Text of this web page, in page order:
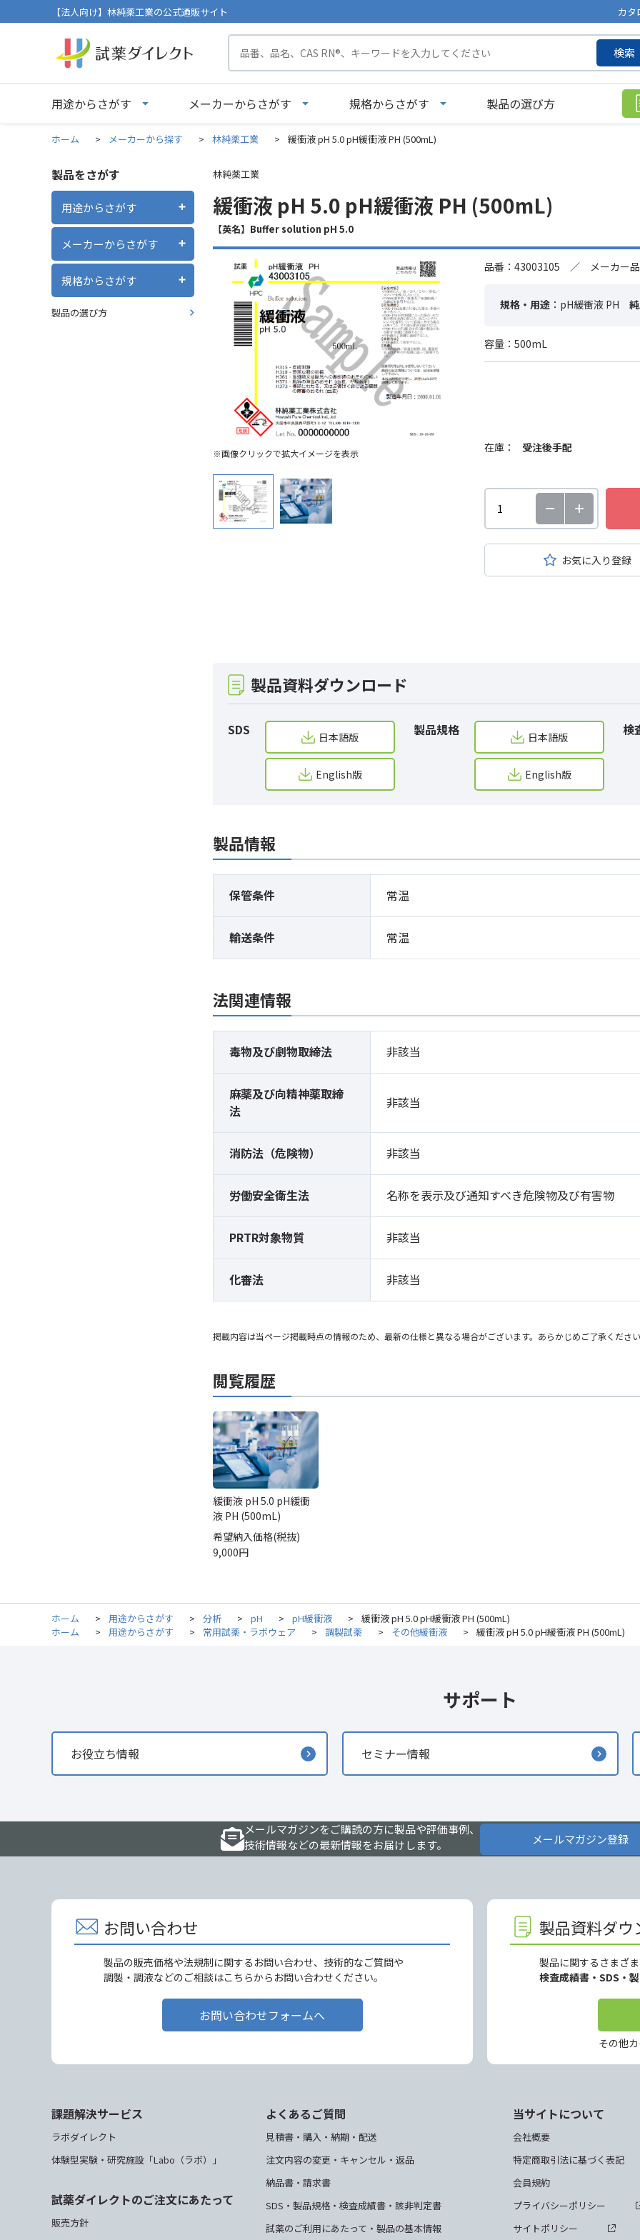
【法人向け】林純薬工業の公式通販サイト カタ
検索
用途からさがす メーカーからさがす 規格からさがす 製品の選び方
ホーム > メーカーから探す > 林純薬工業 > 緩衝液 pH 5.0 pH緩衝液 PH (500mL)
製品をさがす
用途からさがす
メーカーからさがす
規格からさがす
製品の選び方
林純薬工業
緩衝液 pH 5.0 pH緩衝液 PH (500mL)
【英名】Buffer solution pH 5.0
※画像クリックで拡大イメージを表示
品番：43003105 ／ メーカー
規格・用途 ：pH緩衝液 PH
容量：500mL
在庫： 受注後手配
お気に入り登録
製品資料ダウンロード
SDS 日本語版
English版
製品規格 日本語版
English版
検
製品情報
保管条件 常温
輸送条件 常温
法関連情報
毒物及び劇物取締法 非該当
麻薬及び向精神薬取締
法
非該当
消防法（危険物） 非該当
労働安全衛生法 名称を表示及び通知すべき危険物及び有害物
PRTR対象物質 非該当
化審法 非該当
掲載内容は当ページ掲載時点の情報のため、最新の仕様と異なる場合がございます。あらかじめご了承くださ
閲覧履歴
緩衝液 pH 5.0 pH緩衝
液 PH (500mL)
希望納入価格(税抜)
9,000円
ホーム > 用途からさがす > 分析 > pH > pH緩衝液 >
緩衝液 pH 5.0 pH緩衝液 PH (500mL)
ホーム
> 用途からさがす > 常用試薬・ラボウェア > 調製試薬 > その他緩衝液 > 緩衝液 pH 5.0 pH緩衝液 PH (500mL)
サポート
お役立ち情報 セミナー情報
メールマガジンをご購読の方に製品や評価事例、
技術情報などの最新情報をお届けします。
メールマガジン登録
お問い合わせ
製品の販売価格や法規制に関するお問い合わせ、技術的なご質問や
調製・調液などのご相談はこちらからお問い合わせください。
お問い合わせフォームへ
製品資料ダウ
製品に関するさまざ
検査成績書・SDS・
その他
課題解決サービス
ラボダイレクト
体験型実験・研究施設「Labo（ラボ）」
試薬ダイレクトのご注文にあたって
販売方針
よくあるご質問
見積書・購入・納期・配送
注文内容の変更・キャンセル・返品
納品書・請求書
SDS・製品規格・検査成績書・該非判定書
試薬のご利用にあたって・製品の基本情報
当サイトについて
会社概要
特定商取引法に基づく表記
会員規約
プライバシーポリシー
サイトポリシー